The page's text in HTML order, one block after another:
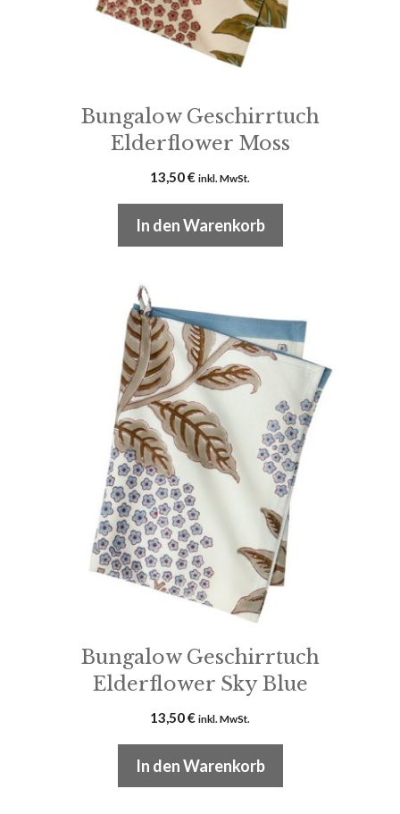
Bungalow Geschirrtuch
Elderflower Moss
13,50€ inkl. MwSt.
In den Warenkorb
Bungalow Geschirrtuch
Elderflower Sky Blue
13,50€ inkl. MwSt.
In den Warenkorb